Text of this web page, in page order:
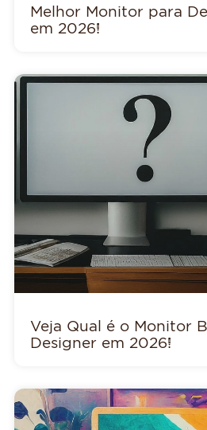
Melhor Monitor para
em 2026!
Veja Qual é o Monitor
Designer em 2026!